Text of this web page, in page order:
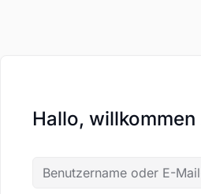
Hallo, willkommen